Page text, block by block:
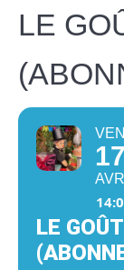
LE
VEN
17
AVR
LE